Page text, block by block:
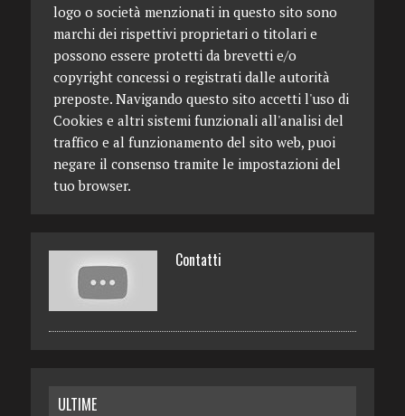
logo o società menzionati in questo sito sono
marchi dei rispettivi proprietari o titolari e
possono essere protetti da brevetti e/o
copyright concessi o registrati dalle autorità
preposte. Navigando questo sito accetti l'uso di
Cookies e altri sistemi funzionali all'analisi del
traffico e al funzionamento del sito web, puoi
negare il consenso tramite le impostazioni del
tuo browser.
Contatti
ULTIME